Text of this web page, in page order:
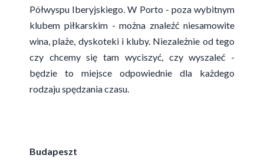
Półwyspu Iberyjskiego. W Porto - poza wybitnym
klubem piłkarskim - można znaleźć niesamowite
wina, plaże, dyskoteki i kluby. Niezależnie od tego
czy chcemy się tam wyciszyć, czy wyszaleć -
będzie to miejsce odpowiednie dla każdego
rodzaju spędzania czasu.
Budapeszt